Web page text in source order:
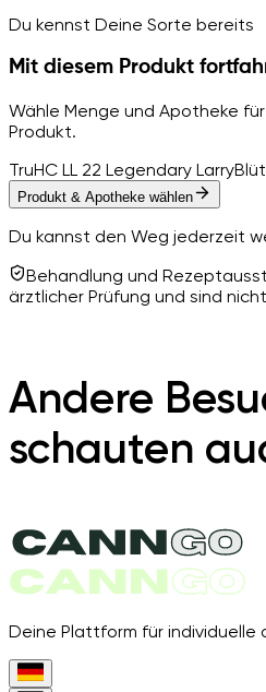
Du kennst Deine Sorte bereits
Mit diesem Produkt
Wähle Menge und Apotheke
Produkt.
TruHC LL 22 Legendary Larry
Produkt & Apotheke wählen
Du kannst den Weg jederzeit
Behandlung und
ärztlicher Prüfung und sind
Andere
schauten
Deine Plattform für individuelle